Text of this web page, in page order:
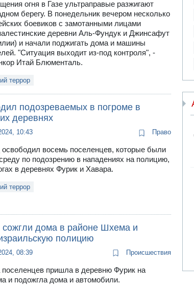
огня в Газе ультраправые разжигают
берегу. В понедельник вечером несколько
боевиков с замотанными лицами
деревни Аль-Фундук и Джинсафут
и начали поджигать дома и машины
"Ситуация выходит из-под контроля", -
Итай Блюменталь.
террор
подозреваемых в погроме в
деревнях
10:43 Право
освободил восемь поселенцев, которые были
по подозрению в нападениях на полицию,
в деревнях Фурик и Хавара.
террор
дома в районе Шхема и
полицию
08:39 Происшествия
пришла в деревню Фурик на
и подожгла дома и автомобили.